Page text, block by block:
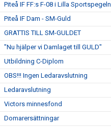
Piteå IF FF:s F-08 i Lilla Sportspegeln
Piteå IF Dam - SM-Guld
GRATTIS TILL SM-GULDET
"Nu hjälper vi Damlaget till GULD"
Utbildning C-Diplom
OBS!!! Ingen Ledaravslutning
Ledaravslutning
Victors minnesfond
Domarersättningar